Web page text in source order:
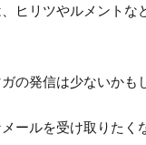
ヒリツやルメントな
の発信は少ないかも
ールを受け取りたく